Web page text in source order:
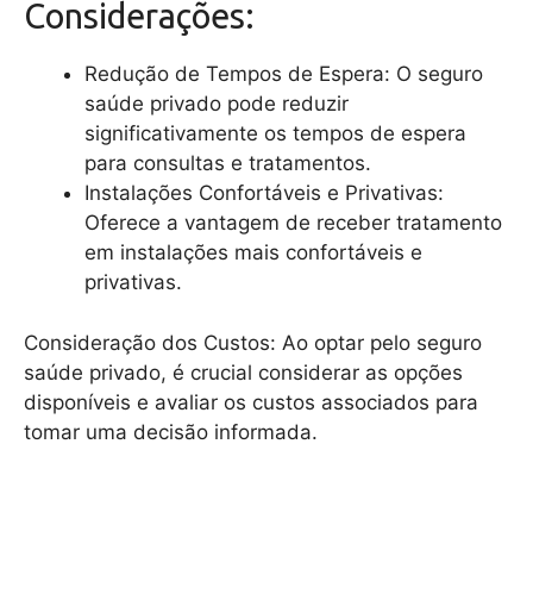
Considerações:
Redução de Tempos de Espera: O seguro
saúde privado pode reduzir
significativamente os tempos de espera
para consultas e tratamentos.
Instalações Confortáveis e Privativas:
Oferece a vantagem de receber tratamento
em instalações mais confortáveis e
privativas.
Consideração dos Custos: Ao optar pelo seguro
saúde privado, é crucial considerar as opções
disponíveis e avaliar os custos associados para
tomar uma decisão informada.